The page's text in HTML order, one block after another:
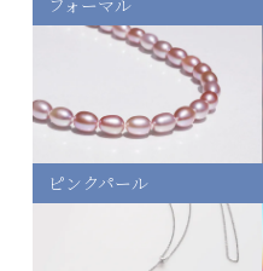
ピンクパール